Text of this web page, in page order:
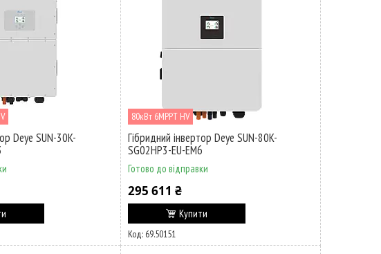
Deye SUN-30K-
80кВт 6MPPT HV
Гібридний інвертор Deye SUN-80K-
SG02HP3-EU-EM6
Готово до відправки
295 611 ₴
Купити
69.50151